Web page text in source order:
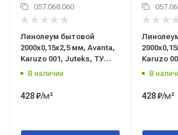
057.068.060
Линолеум бытовой
2000x0,15x2,5 мм, Avanta,
Karuzo 001, Juteks, ТУ
5771-010-97450201-2019
В наличии
428₽/м²
Karuzo
5771-010-
В
428₽/м²